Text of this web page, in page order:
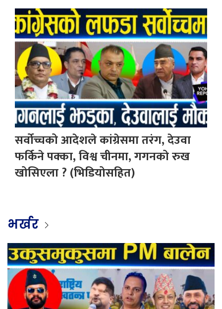
सर्वोच्चको आदेशले कांग्रेसमा तरंग, देउवा
फर्किने पक्का, विश्व चीनमा, गगनको रुख
खोसिएला ? (भिडियोसहित)
भर्खर